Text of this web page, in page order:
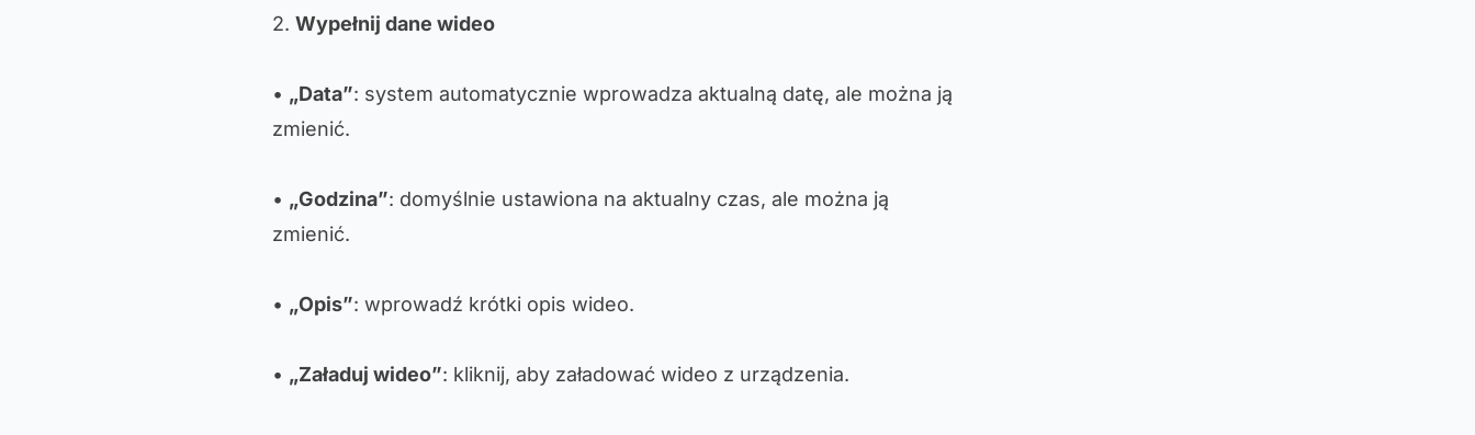
2. Wypełnij dane wideo
• „Data”: system automatycznie wprowadza aktualną datę, ale można ją
zmienić.
• „Godzina”: domyślnie ustawiona na aktualny czas, ale można ją
zmienić.
• „Opis”: wprowadź krótki opis wideo.
• „Załaduj wideo”: kliknij, aby załadować wideo z urządzenia.